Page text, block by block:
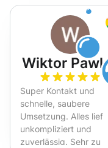
Wiktor
Super Kontakt und
schnelle, saubere
Umsetzung. Alles lief
unkompliziert und
zuverlässig. Sehr zu